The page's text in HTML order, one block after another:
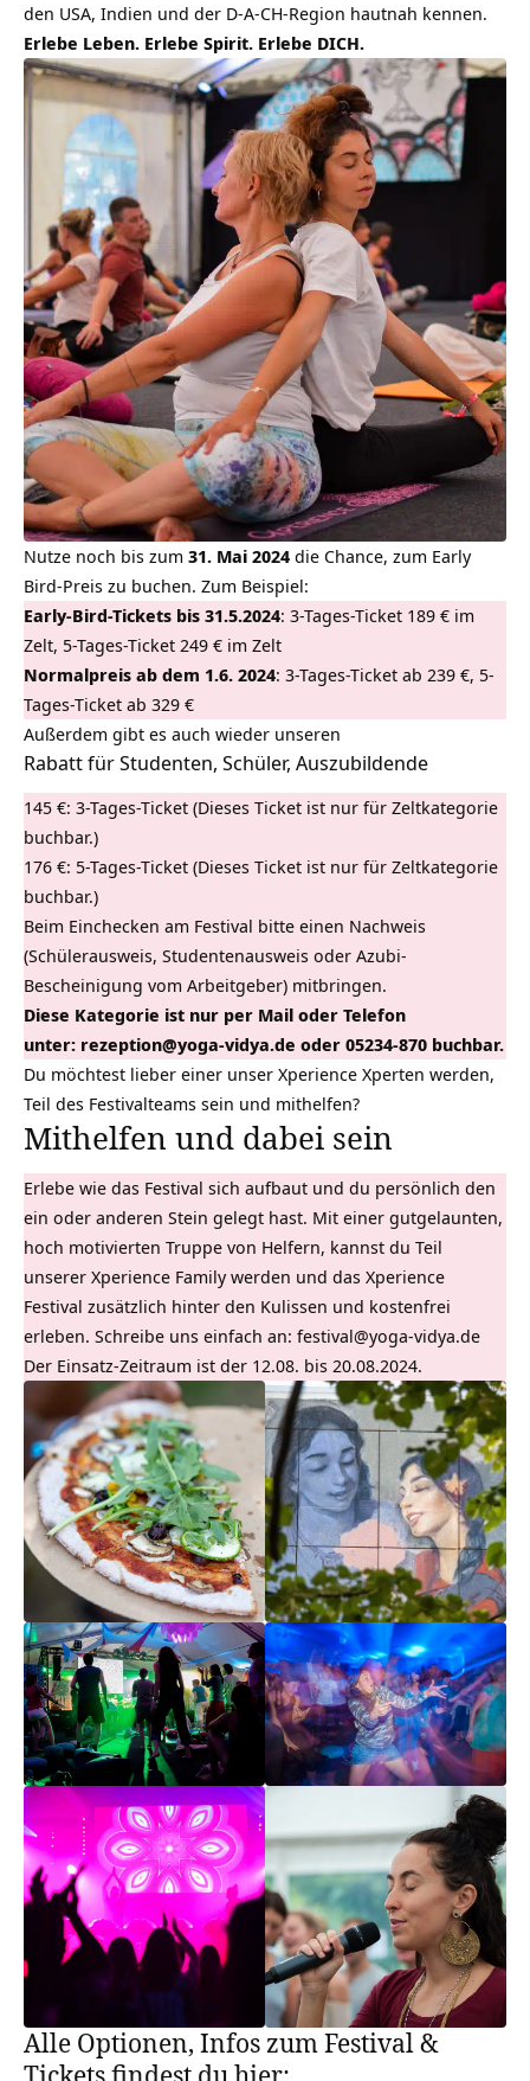
den USA, Indien und der D-A-CH-Region hautnah kennen.
Erlebe Leben. Erlebe Spirit. Erlebe DICH.
Nutze noch bis zum 31. Mai 2024 die Chance, zum Early
Bird-Preis zu buchen. Zum Beispiel:
Early-Bird-Tickets bis 31.5.2024: 3-Tages-Ticket 189 € im
Zelt, 5-Tages-Ticket 249 € im Zelt
Normalpreis ab dem 1.6. 2024: 3-Tages-Ticket ab 239 €, 5-
Tages-Ticket ab 329 €
Außerdem gibt es auch wieder unseren
Rabatt für Studenten, Schüler, Auszubildende
145 €: 3-Tages-Ticket (Dieses Ticket ist nur für Zeltkategorie
buchbar.)
176 €: 5-Tages-Ticket (Dieses Ticket ist nur für Zeltkategorie
buchbar.)
Beim Einchecken am Festival bitte einen Nachweis
(Schülerausweis, Studentenausweis oder Azubi-
Bescheinigung vom Arbeitgeber) mitbringen.
Diese Kategorie ist nur per Mail oder Telefon
unter: rezeption@yoga-vidya.de oder 05234-870 buchbar.
Du möchtest lieber einer unser Xperience Xperten werden,
Teil des Festivalteams sein und mithelfen?
Mithelfen und dabei sein
Erlebe wie das Festival sich aufbaut und du persönlich den
ein oder anderen Stein gelegt hast. Mit einer gutgelaunten,
hoch motivierten Truppe von Helfern, kannst du Teil
unserer Xperience Family werden und das Xperience
Festival zusätzlich hinter den Kulissen und kostenfrei
erleben. Schreibe uns einfach an: festival@yoga-vidya.de
Der Einsatz-Zeitraum ist der 12.08. bis 20.08.2024.
Alle Optionen, Infos zum Festival &